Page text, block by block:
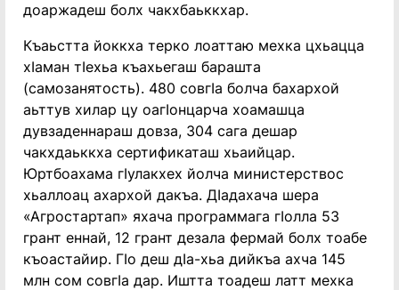
доаржадеш болх чакхбаьккхар.
Къаьстта йоккха терко лоаттаю мехка цхьацца
хӀаман тӀехьа къахьегаш барашта
(самозанятость). 480 совгӀа болча бахархой
аьттув хилар цу оагӀонцарча хоамашца
дувзаденнараш довза, 304 сага дешар
чакхдаьккха сертификаташ хьаийцар.
Юртбоахама гӀулакхех йолча министерствос
хьаллоац ахархой дакъа. ДӀадахача шера
«Агростартап» яхача программага гӀолла 53
грант еннай, 12 грант дезала фермай болх тоабе
къоастайир. ГӀо деш дӀа-хьа дийкъа ахча 145
млн сом совгӀа дар. Иштта тоадеш латт мехка